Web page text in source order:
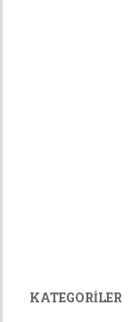
KATEGORILER